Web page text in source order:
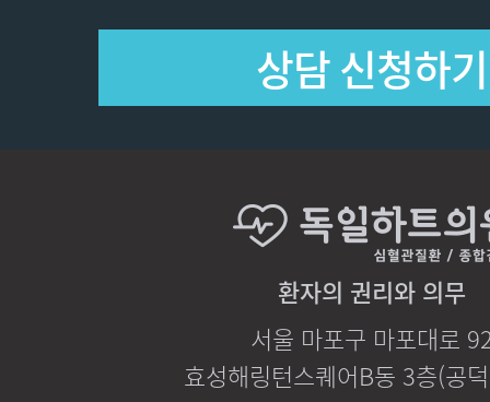
환자의 권리와 의무
서울 마포구 마포대로
효성해링턴스퀘어B동 3층(공